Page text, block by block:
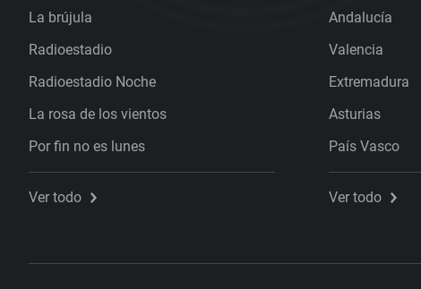
La brújula
Radioestadio
Radioestadio Noche
La rosa de los vientos
Por fin no es lunes
Ver todo
Andalucía
Valencia
Extremadura
Asturias
País Vasco
Ver todo